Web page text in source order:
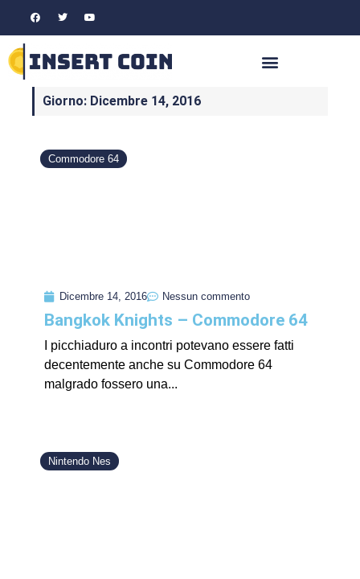
Giorno: Dicembre 14, 2016
Commodore 64
Dicembre 14, 2016 Nessun commento
Bangkok Knights – Commodore 64
I picchiaduro a incontri potevano essere fatti
decentemente anche su Commodore 64
malgrado fossero una...
Nintendo Nes